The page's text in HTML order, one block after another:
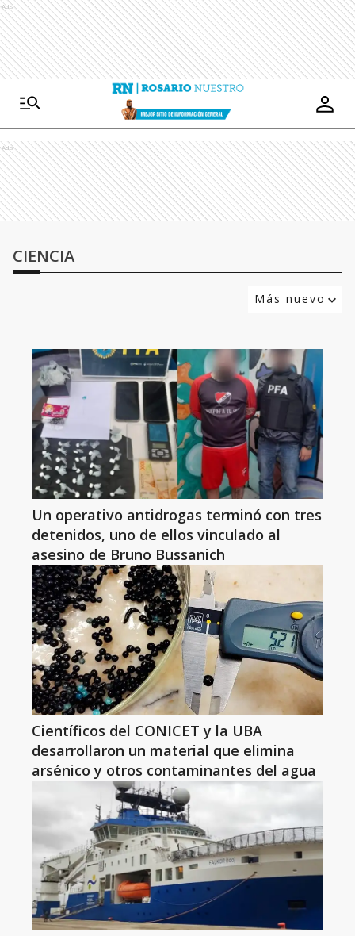
Ads
Ads
CIENCIA
Más nuevo
Un operativo antidrogas terminó con tres
detenidos, uno de ellos vinculado al
asesino de Bruno Bussanich
Científicos del CONICET y la UBA
desarrollaron un material que elimina
arsénico y otros contaminantes del agua